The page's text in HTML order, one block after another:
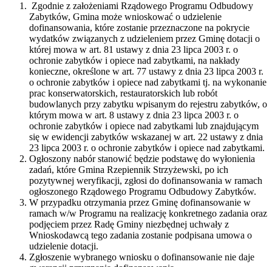
Zgodnie z założeniami Rządowego Programu Odbudowy
Zabytków, Gmina może wnioskować o udzielenie
dofinansowania, które zostanie przeznaczone na pokrycie
wydatków związanych z udzieleniem przez Gminę dotacji o
której mowa w art. 81 ustawy z dnia 23 lipca 2003 r. o
ochronie zabytków i opiece nad zabytkami, na nakłady
konieczne, określone w art. 77 ustawy z dnia 23 lipca 2003 r.
o ochronie zabytków i opiece nad zabytkami tj. na wykonanie
prac konserwatorskich, restauratorskich lub robót
budowlanych przy zabytku wpisanym do rejestru zabytków, o
którym mowa w art. 8 ustawy z dnia 23 lipca 2003 r. o
ochronie zabytków i opiece nad zabytkami lub znajdującym
się w ewidencji zabytków wskazanej w art. 22 ustawy z dnia
23 lipca 2003 r. o ochronie zabytków i opiece nad zabytkami.
Ogłoszony nabór stanowić będzie podstawę do wyłonienia
zadań, które Gmina Rzepiennik Strzyżewski, po ich
pozytywnej weryfikacji, zgłosi do dofinansowania w ramach
ogłoszonego Rządowego Programu Odbudowy Zabytków.
W przypadku otrzymania przez Gminę dofinansowanie w
ramach w/w Programu na realizację konkretnego zadania oraz
podjęciem przez Radę Gminy niezbędnej uchwały z
Wnioskodawcą tego zadania zostanie podpisana umowa o
udzielenie dotacji.
Zgłoszenie wybranego wniosku o dofinansowanie nie daje